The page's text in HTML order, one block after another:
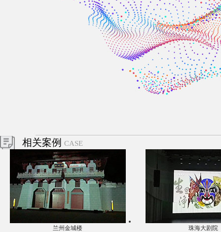
相关案例 CASE
兰州金城楼 珠海大剧院